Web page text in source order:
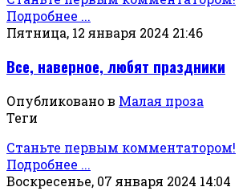
Подробнее ...
Пятница, 12 января 2024 21:46
Все, наверное, любят праздники
Опубликовано в Малая проза
Теги
Станьте первым комментатором!
Подробнее ...
Воскресенье, 07 января 2024 14:04